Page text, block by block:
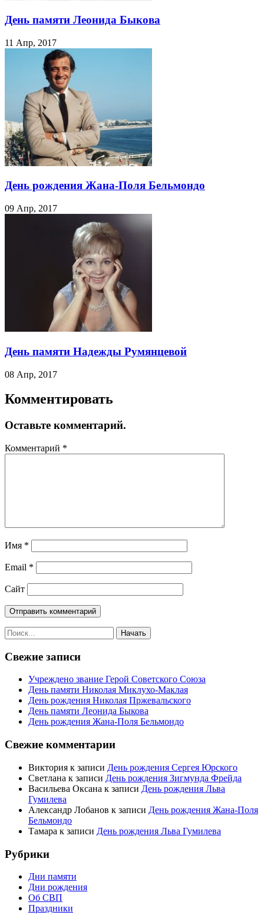
День памяти Леонида Быкова
11 Апр, 2017
День рождения Жана-Поля Бельмондо
09 Апр, 2017
День памяти Надежды Румянцевой
08 Апр, 2017
Комментировать
Оставьте комментарий.
Комментарий *
Имя *
Email *
Сайт
Свежие записи
Учреждено звание Герой Советского Союза
День памяти Николая Миклухо-Маклая
День рождения Николая Пржевальского
День памяти Леонида Быкова
День рождения Жана-Поля Бельмондо
Свежие комментарии
Виктория к записи День рождения Сергея Юрского
Светлана к записи День рождения Зигмунда Фрейда
Васильева Оксана к записи День рождения Льва
Гумилева
Александр Лобанов к записи День рождения Жана-Поля
Бельмондо
Тамара к записи День рождения Льва Гумилева
Рубрики
Дни памяти
Дни рождения
Об СВП
Праздники